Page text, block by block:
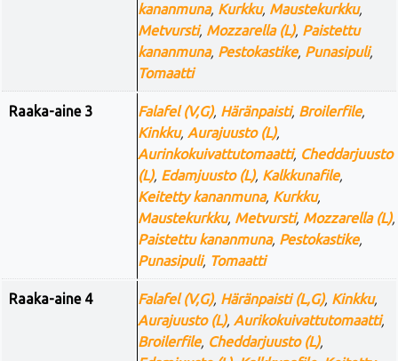
kananmuna, Kurkku, Maustekurkku,
Metvursti, Mozzarella (L), Paistettu
kananmuna, Pestokastike, Punasipuli,
Tomaatti
Raaka-aine 3 Falafel (V,G), Häränpaisti, Broilerfile,
Kinkku, Aurajuusto (L),
Aurinkokuivattutomaatti, Cheddarjuusto
(L), Edamjuusto (L), Kalkkunafile,
Keitetty kananmuna, Kurkku,
Maustekurkku, Metvursti, Mozzarella (L),
Paistettu kananmuna, Pestokastike,
Punasipuli, Tomaatti
Raaka-aine 4 Falafel (V,G), Häränpaisti (L,G), Kinkku,
Aurajuusto (L), Aurikokuivattutomaatti,
Broilerfile, Cheddarjuusto (L),